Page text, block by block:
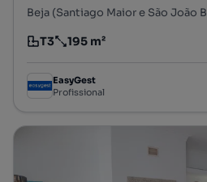
Beja (Santiago Maior e São João
Tipologia
T3
Preço por metro quadrado
195 m²
EasyGest
Profissional